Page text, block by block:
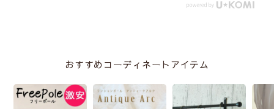
おすすめコーディネートアイテム